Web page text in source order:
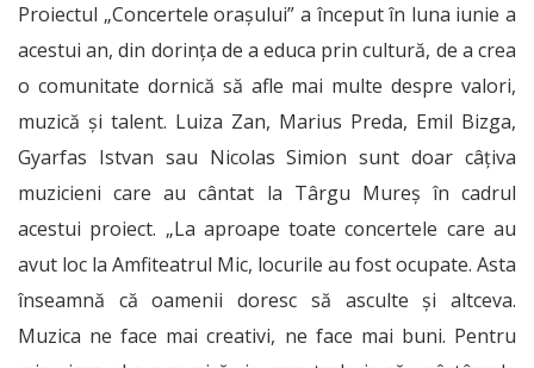
Proiectul „Concertele orașului” a început în luna iunie a
acestui an, din dorința de a educa prin cultură, de a crea
o comunitate dornică să afle mai multe despre valori,
muzică și talent. Luiza Zan, Marius Preda, Emil Bizga,
Gyarfas Istvan sau Nicolas Simion sunt doar câțiva
muzicieni care au cântat la Târgu Mureș în cadrul
acestui proiect. „La aproape toate concertele care au
avut loc la Amfiteatrul Mic, locurile au fost ocupate. Asta
înseamnă că oamenii doresc să asculte și altceva.
Muzica ne face mai creativi, ne face mai buni. Pentru